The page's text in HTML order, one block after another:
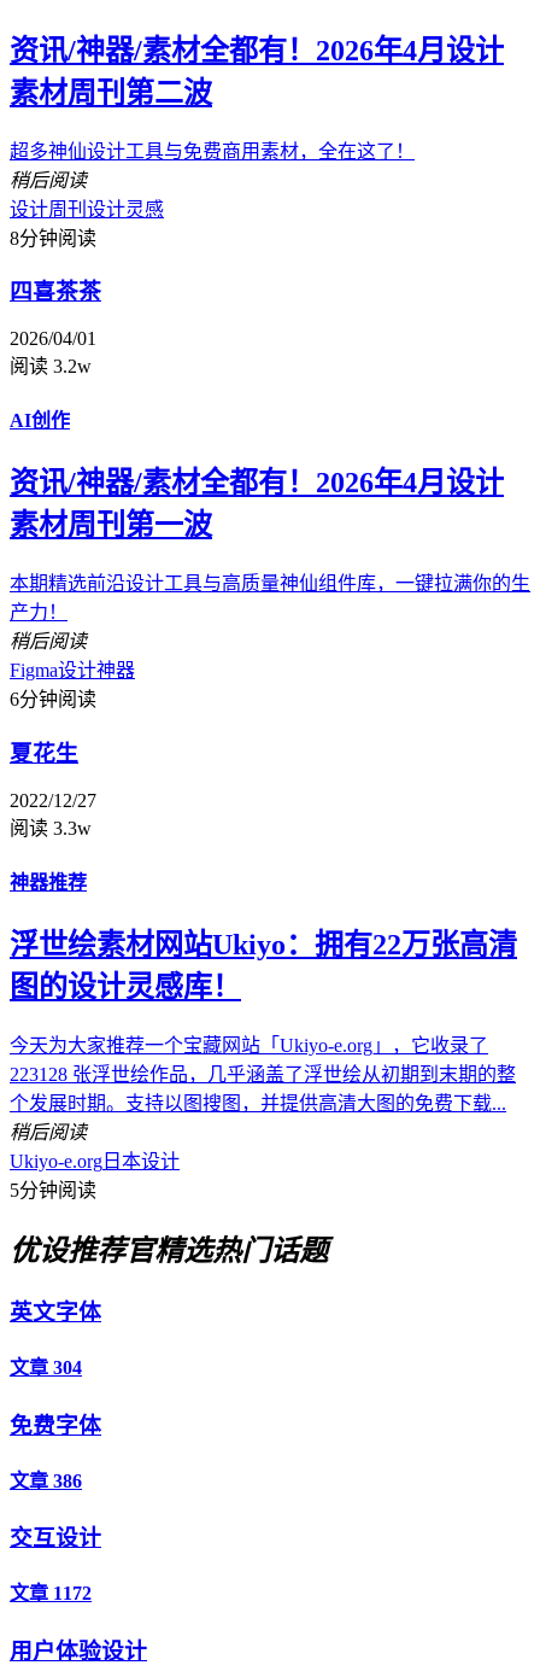
资讯/神器/素材全都有！2026年4月设计
素材周刊第二波
超多神仙设计工具与免费商用素材，全在这了！
稍后阅读
设计周刊 设计灵感
8分钟阅读
四喜茶茶
2026/04/01
阅读 3.2w
AI创作
资讯/神器/素材全都有！2026年4月设计
素材周刊第一波
本期精选前沿设计工具与高质量神仙组件库，一键拉满你的生
产力！
稍后阅读
Figma设计神器
6分钟阅读
夏花生
2022/12/27
阅读 3.3w
神器推荐
浮世绘素材网站Ukiyo：拥有22万张高清
图的设计灵感库！
今天为大家推荐一个宝藏网站「Ukiyo-e.org」，它收录了
223128 张浮世绘作品，几乎涵盖了浮世绘从初期到末期的整
个发展时期。支持以图搜图，并提供高清大图的免费下载...
稍后阅读
Ukiyo-e.org 日本设计
5分钟阅读
优设推荐官精选热门话题
英文字体
文章 304
免费字体
文章 386
交互设计
文章 1172
用户体验设计